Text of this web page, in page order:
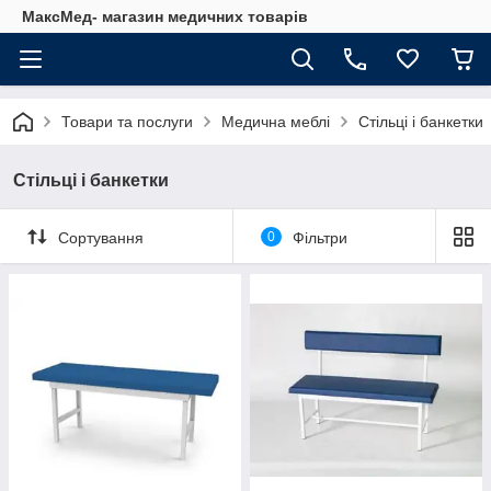
МаксМед- магазин медичних товарів
Товари та послуги Медична меблі Стільці і банкетки
Стільці і банкетки
Сортування 0 Фільтри